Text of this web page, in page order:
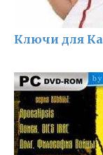
Ключи для